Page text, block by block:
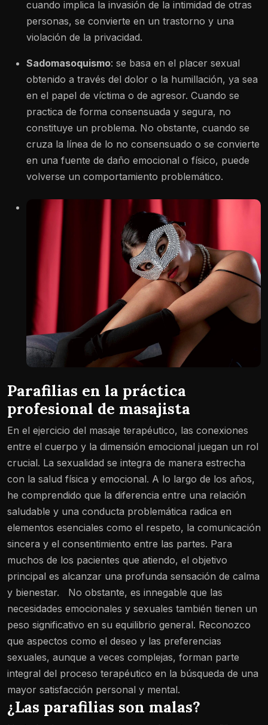
cuando implica la invasión de la intimidad de otras
personas, se convierte en un trastorno y una
violación de la privacidad.
Sadomasoquismo: se basa en el placer sexual
obtenido a través del dolor o la humillación, ya sea
en el papel de víctima o de agresor. Cuando se
practica de forma consensuada y segura, no
constituye un problema. No obstante, cuando se
cruza la línea de lo no consensuado o se convierte
en una fuente de daño emocional o físico, puede
volverse un comportamiento problemático.
Parafilias en la práctica
profesional de masajista
En el ejercicio del masaje terapéutico, las conexiones
entre el cuerpo y la dimensión emocional juegan un rol
crucial. La sexualidad se integra de manera estrecha
con la salud física y emocional. A lo largo de los años,
he comprendido que la diferencia entre una relación
saludable y una conducta problemática radica en
elementos esenciales como el respeto, la comunicación
sincera y el consentimiento entre las partes. Para
muchos de los pacientes que atiendo, el objetivo
principal es alcanzar una profunda sensación de calma
y bienestar.
No obstante, es innegable que las
necesidades emocionales y sexuales también tienen un
peso significativo en su equilibrio general. Reconozco
que aspectos como el deseo y las preferencias
sexuales, aunque a veces complejas, forman parte
integral del proceso terapéutico en la búsqueda de una
mayor satisfacción personal y mental.
¿Las parafilias son malas?